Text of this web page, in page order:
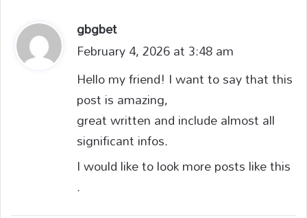
gbgbet
a
y
s
:
February 4, 2026 at 3:48 am
Hello my friend! I want to say that this
post is amazing,
great written and include almost all
significant infos.
I would like to look more posts like this
.